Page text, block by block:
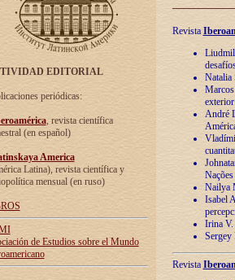
EDITORIAL
periódicas:
, revista científica
(en español)
America
Latina), revista científica y
mensual (en ruso)
de Estudios sobre el Mundo
Revista
Natalia
André
Nailya
Isabel
Irina V.
Sergey
Revista